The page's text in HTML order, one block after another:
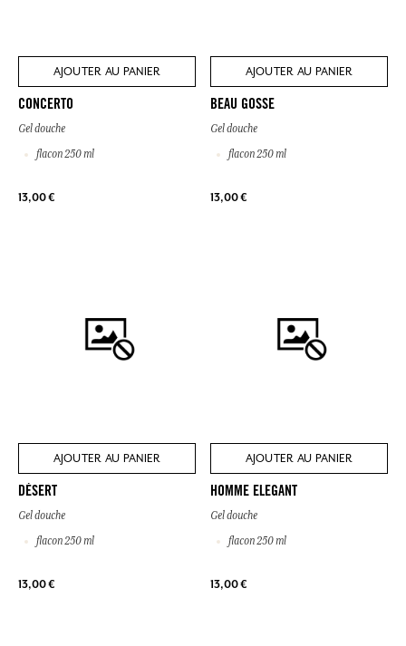
AJOUTER AU PANIER
CONCERTO
Gel douche
flacon 250 ml
13,00 €
AJOUTER AU PANIER
BEAU GOSSE
Gel douche
flacon 250 ml
13,00 €
AJOUTER AU PANIER
DÉSERT
Gel douche
flacon 250 ml
13,00 €
AJOUTER AU PANIER
HOMME ELEGANT
Gel douche
flacon 250 ml
13,00 €